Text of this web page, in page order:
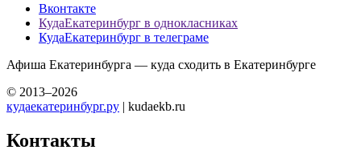
Вконтакте
КудаЕкатеринбург в однокласниках
КудаЕкатеринбург в телеграме
Афиша Екатеринбурга — куда сходить в Екатеринбурге
© 2013–2026
кудаекатеринбург.ру | kudaekb.ru
Контакты